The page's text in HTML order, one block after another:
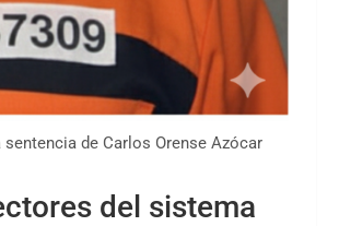
de Carlos Orense Azócar
del sistema